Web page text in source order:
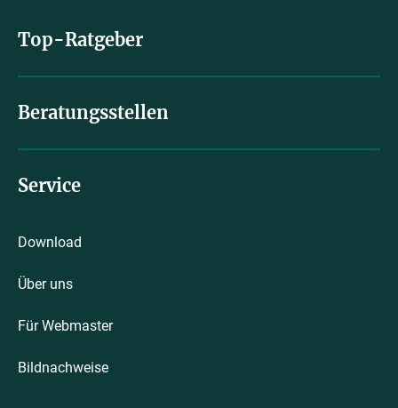
Top-Ratgeber
Beratungsstellen
Service
Download
Über uns
Für Webmaster
Bildnachweise